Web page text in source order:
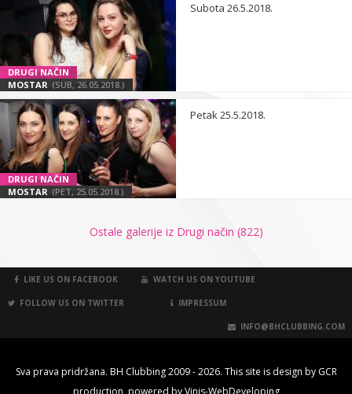
DRUGI NAČIN
MOSTAR (SUB, 26.05.2018.)
Subota 26.5.2018.
DRUGI NAČIN
MOSTAR (PET, 25.05.2018.)
Petak 25.5.2018.
Ostale galerije iz Drugi način (822)
LIKE US ON FACEBOOK WATCH US ON YOUTUBE
FOLLOW US ON TWITTER IMPRESSUM
INFO@BHCLUBBING.COM
Sva prava pridržana. BH Clubbing 2009 - 2026. This site is design by GCR
production , powered byVinis-WebDeveloping